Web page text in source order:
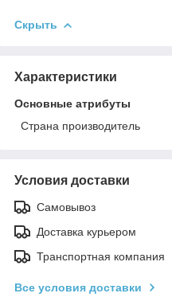
Скрыть
Характеристики
Основные атрибуты
Страна производитель
Условия доставки
Самовывоз
Доставка курьером
Транспортная компания
Все условия доставки